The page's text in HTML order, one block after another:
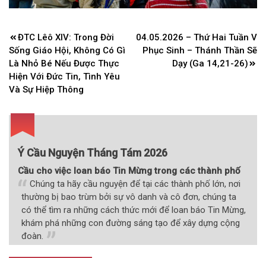
Điều
hướng
bài
viết
ĐTC Lêô XIV: Trong Đời
Sống Giáo Hội, Không Có Gì
Là Nhỏ Bé Nếu Được Thực
Hiện Với Đức Tin, Tình Yêu
Và Sự Hiệp Thông
04.05.2026 – Thứ Hai Tuần V
Phục Sinh – Thánh Thần Sẽ
Dạy (Ga 14,21-26)
Ý Cầu Nguyện Tháng Tám 2026
Cầu cho việc loan báo Tin Mừng trong các thành phố
Chúng ta hãy cầu nguyện để tại các thành phố lớn, nơi
thường bị bao trùm bởi sự vô danh và cô đơn, chúng ta
có thể tìm ra những cách thức mới để loan báo Tin Mừng,
khám phá những con đường sáng tạo để xây dựng cộng
đoàn.